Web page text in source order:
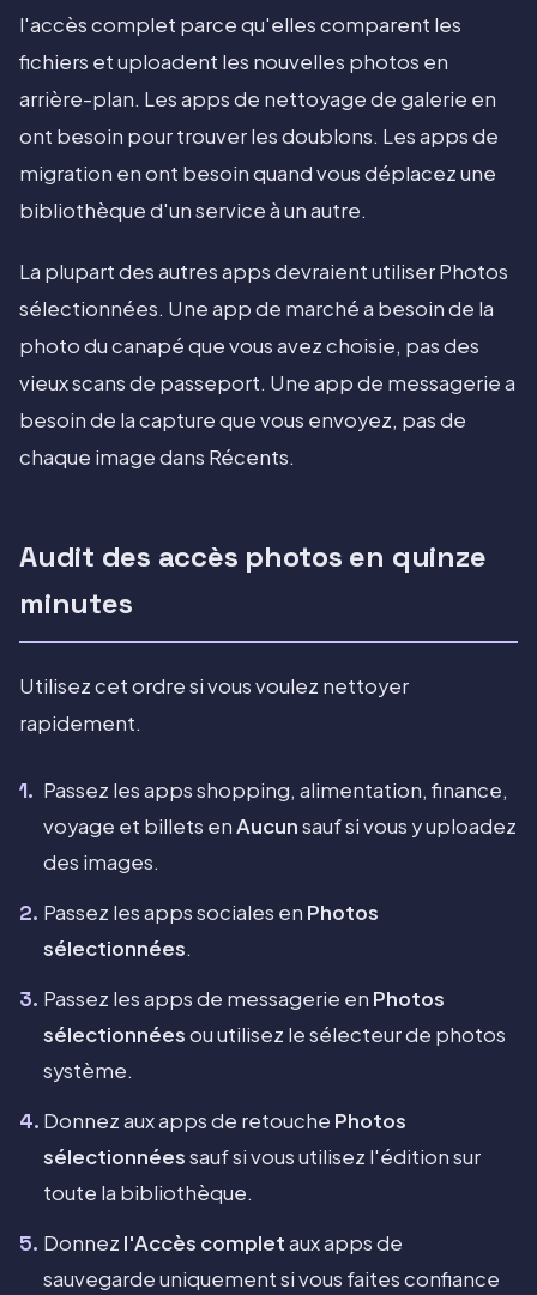
l'accès complet parce qu'elles comparent les
fichiers et uploadent les nouvelles photos en
arrière-plan. Les apps de nettoyage de galerie en
ont besoin pour trouver les doublons. Les apps de
migration en ont besoin quand vous déplacez une
bibliothèque d'un service à un autre.
La plupart des autres apps devraient utiliser Photos
sélectionnées. Une app de marché a besoin de la
photo du canapé que vous avez choisie, pas des
vieux scans de passeport. Une app de messagerie a
besoin de la capture que vous envoyez, pas de
chaque image dans Récents.
Audit des accès photos en quinze
minutes
Utilisez cet ordre si vous voulez nettoyer
rapidement.
Passez les apps shopping, alimentation, finance,
voyage et billets enAucunsauf si vous y uploadez
des images.
Passez les apps sociales en Photos
sélectionnées.
Passez les apps de messagerie en Photos
sélectionnéesou utilisez le sélecteur de photos
système.
Donnez aux apps de retouche Photos
sélectionnéessauf si vous utilisez l'édition sur
toute la bibliothèque.
Donnez l'Accès completaux apps de
sauvegarde uniquement si vous faites confiance